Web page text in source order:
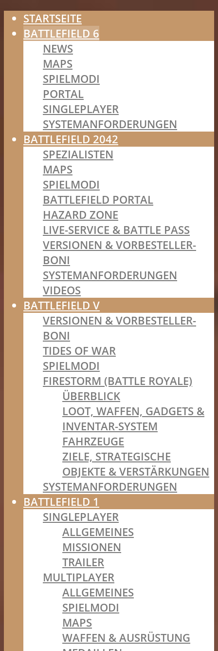
STARTSEITE
BATTLEFIELD 6
NEWS
MAPS
SPIELMODI
PORTAL
SINGLEPLAYER
SYSTEMANFORDERUNGEN
BATTLEFIELD 2042
SPEZIALISTEN
MAPS
SPIELMODI
BATTLEFIELD PORTAL
HAZARD ZONE
LIVE-SERVICE & BATTLE PASS
VERSIONEN & VORBESTELLER-
BONI
SYSTEMANFORDERUNGEN
VIDEOS
BATTLEFIELD V
VERSIONEN & VORBESTELLER-
BONI
TIDES OF WAR
SPIELMODI
FIRESTORM (BATTLE ROYALE)
ÜBERBLICK
LOOT, WAFFEN, GADGETS &
INVENTAR-SYSTEM
FAHRZEUGE
ZIELE, STRATEGISCHE
OBJEKTE & VERSTÄRKUNGEN
SYSTEMANFORDERUNGEN
BATTLEFIELD 1
SINGLEPLAYER
ALLGEMEINES
MISSIONEN
TRAILER
MULTIPLAYER
ALLGEMEINES
SPIELMODI
MAPS
WAFFEN & AUSRÜSTUNG